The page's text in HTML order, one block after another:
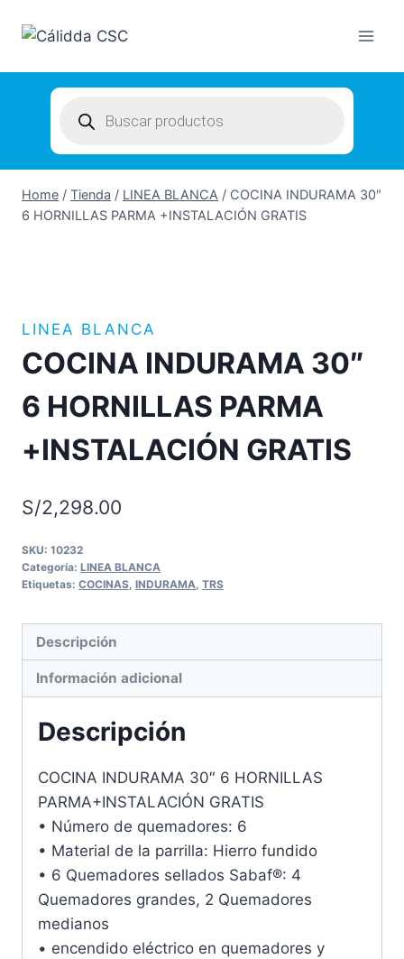
search
Home / Tienda / LINEA BLANCA / COCINA INDURAMA 30″
6 HORNILLAS PARMA +INSTALACIÓN GRATIS
LINEA BLANCA
COCINA INDURAMA 30″
6 HORNILLAS PARMA
+INSTALACIÓN GRATIS
S/2,298.00
SKU: 10232
Categoría: LINEA BLANCA
Etiquetas: COCINAS INDURAMA TRS
Descripción
Información adicional
Descripción
COCINA INDURAMA 30″ 6 HORNILLAS
PARMA+INSTALACIÓN GRATIS
• Número de quemadores: 6
• Material de la parrilla: Hierro fundido
• 6 Quemadores sellados Sabaf®: 4
Quemadores grandes, 2 Quemadores
medianos
• encendido eléctrico en quemadores y